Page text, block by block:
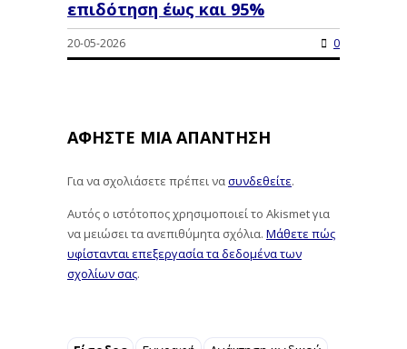
επιδότηση έως και 95%
20-05-2026 0
ΑΦΉΣΤΕ ΜΙΑ ΑΠΆΝΤΗΣΗ
Για να σχολιάσετε πρέπει νασυνδεθείτε.
Αυτός ο ιστότοπος χρησιμοποιεί το Akismet για
να μειώσει τα ανεπιθύμητα σχόλια. Μάθετε πώς
υφίστανται επεξεργασία τα δεδομένα των
σχολίων σας.